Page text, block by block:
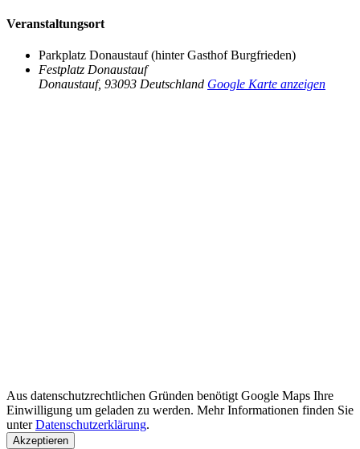
Veranstaltungsort
Parkplatz Donaustauf (hinter Gasthof Burgfrieden)
Festplatz Donaustauf
Donaustauf, 93093 Deutschland Google Karte anzeigen
Aus datenschutzrechtlichen Gründen benötigt Google Maps Ihre
Einwilligung um geladen zu werden. Mehr Informationen finden Sie
unterDatenschutzerklärung.
Akzeptieren